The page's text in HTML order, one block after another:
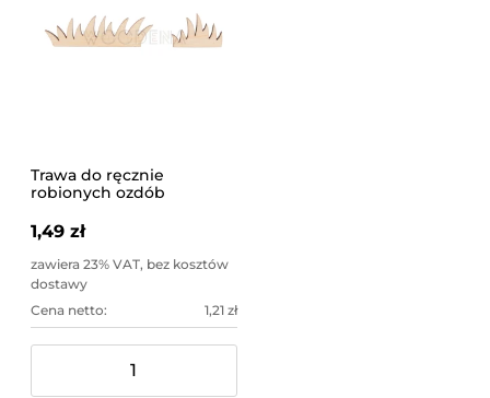
Trawa do ręcznie
robionych ozdób
1,49 zł
zawiera 23% VAT, bez kosztów
dostawy
Cena netto:
1,21 zł